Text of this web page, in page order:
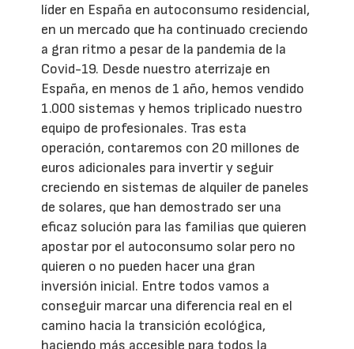
líder en España en autoconsumo residencial,
en un mercado que ha continuado creciendo
a gran ritmo a pesar de la pandemia de la
Covid-19. Desde nuestro aterrizaje en
España, en menos de 1 año, hemos vendido
1.000 sistemas y hemos triplicado nuestro
equipo de profesionales. Tras esta
operación, contaremos con 20 millones de
euros adicionales para invertir y seguir
creciendo en sistemas de alquiler de paneles
de solares, que han demostrado ser una
eficaz solución para las familias que quieren
apostar por el autoconsumo solar pero no
quieren o no pueden hacer una gran
inversión inicial. Entre todos vamos a
conseguir marcar una diferencia real en el
camino hacia la transición ecológica,
haciendo más accesible para todos la